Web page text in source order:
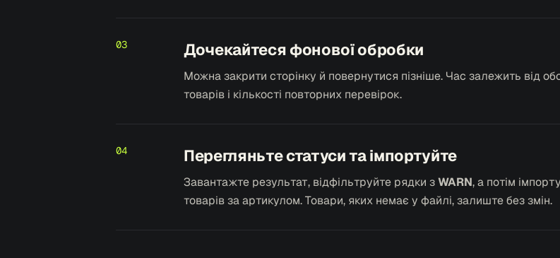
03 Дочекайтеся фонової обробки
Можна закрити сторінку й повернутися пізніше. Час залежить від
товарів і кількості повторних перевірок.
04 Перегляньте статуси та імпортуйте
Завантажте результат, відфільтруйте рядки зWARN, а потім
товарів за артикулом. Товари, яких немає у файлі, залиште без змін.